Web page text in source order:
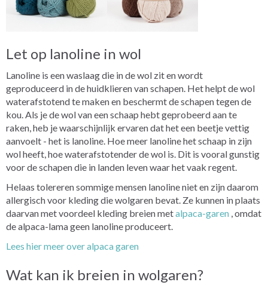
Let op lanoline in wol
Lanoline is een waslaag die in de wol zit en wordt
geproduceerd in de huidklieren van schapen. Het helpt de wol
waterafstotend te maken en beschermt de schapen tegen de
kou. Als je de wol van een schaap hebt geprobeerd aan te
raken, heb je waarschijnlijk ervaren dat het een beetje vettig
aanvoelt - het is lanoline. Hoe meer lanoline het schaap in zijn
wol heeft, hoe waterafstotender de wol is. Dit is vooral gunstig
voor de schapen die in landen leven waar het vaak regent.
Helaas tolereren sommige mensen lanoline niet en zijn daarom
allergisch voor kleding die wolgaren bevat. Ze kunnen in plaats
daarvan met voordeel kleding breien metalpaca-garen , omdat
de alpaca-lama geen lanoline produceert.
Lees hier meer over alpaca garen
Wat kan ik breien in wolgaren?